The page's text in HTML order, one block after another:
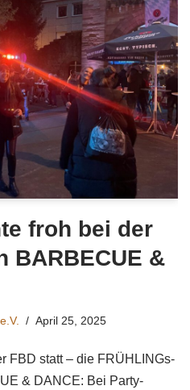
froh bei der
BARBECUE &
April 25, 2025
FBD statt – die FRÜHLINGs-
& DANCE: Bei Party-